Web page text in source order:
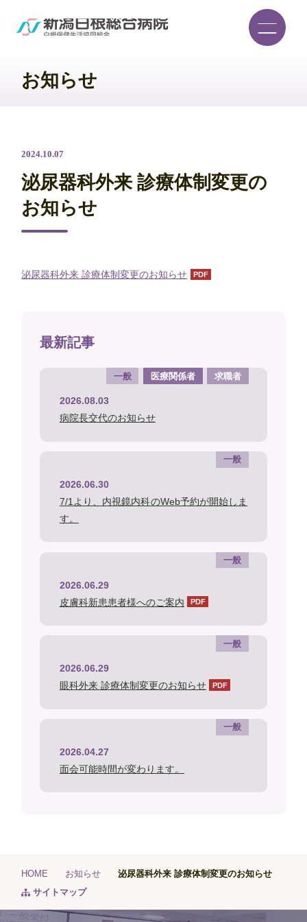
お知らせ
泌尿器科外来 診療体制変更の
お知らせ
2024.10.07
泌尿器科外来 診療体制変更のお知らせ
最新記事
2026.08.03
病院長交代のお知らせ
一般 医療関係者 求職者
2026.06.30
7/1より、内視鏡内科のWeb予約が開始しま
す。
一般
2026.06.29
皮膚科新患患者様へのご案内
一般
2026.06.29
眼科外来 診療体制変更のお知らせ
一般
2026.04.27
面会可能時間が変わります。
一般
HOME お知らせ
泌尿器科外来 診療体制変更のお知らせ
サイトマップ